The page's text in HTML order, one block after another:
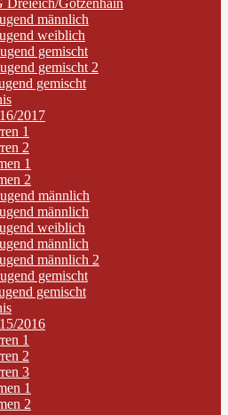
Dreieich/Götzenhain
männlich
weiblich
gemischt
gemischt 2
gemischt
2017
1
2
1
2
männlich
männlich
weiblich
männlich
männlich 2
gemischt
gemischt
2016
1
2
3
1
2